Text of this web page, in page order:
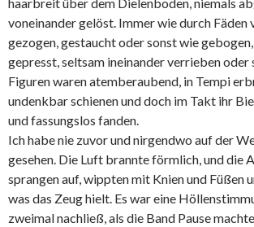
voneinander gelöst. Immer wie durch Fäden
gezogen, gestaucht oder sonst wie
gepresst, seltsam ineinander verrieben oder
Figuren waren atemberaubend, in Tempi
undenkbar schienen und doch im Takt ihr
und fassungslos fanden.
Ich habe nie zuvor und nirgendwo auf der
gesehen. Die Luft brannte förmlich, und die
sprangen auf, wippten mit Knien und Füßen
was das Zeug hielt. Es war eine
zweimal nachließ, als die Band Pause